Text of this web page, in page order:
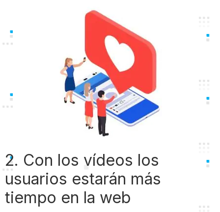
2. Con los vídeos los
usuarios estarán más
tiempo en la web